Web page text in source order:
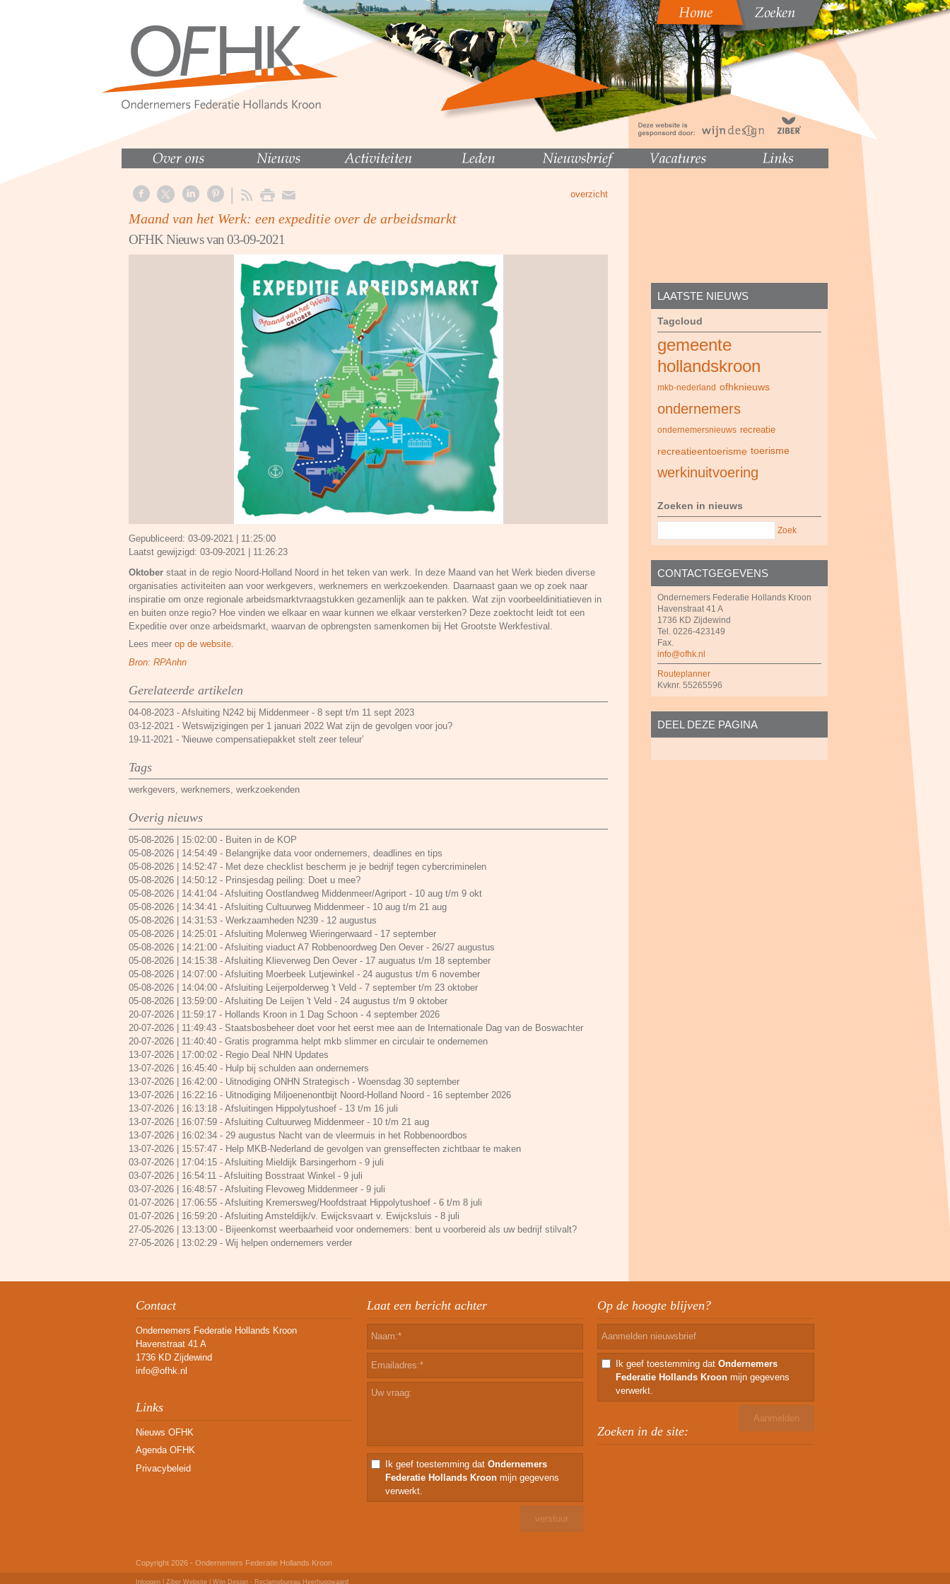
overzicht
Maand van het Werk: een expeditie over de arbeidsmarkt
OFHK Nieuws van 03-09-2021
Gepubliceerd: 03-09-2021 | 11:25:00
Laatst gewijzigd: 03-09-2021 | 11:26:23
Oktober staat in de regio Noord-Holland Noord in het teken van werk. In deze Maand van het Werk bieden diverse
organisaties activiteiten aan voor werkgevers, werknemers en werkzoekenden. Daarnaast gaan we op zoek naar
inspiratie om onze regionale arbeidsmarktvraagstukken gezamenlijk aan te pakken. Wat zijn voorbeeldinitiatieven in
en buiten onze regio? Hoe vinden we elkaar en waar kunnen we elkaar versterken? Deze zoektocht leidt tot een
Expeditie over onze arbeidsmarkt, waarvan de opbrengsten samenkomen bij Het Grootste Werkfestival.
Lees meer op de website.
Bron: RPAnhn
Gerelateerde artikelen
04-08-2023 - Afsluiting N242 bij Middenmeer - 8 sept t/m 11 sept 2023
03-12-2021 - Wetswijzigingen per 1 januari 2022 Wat zijn de gevolgen voor jou?
19-11-2021 - 'Nieuwe compensatiepakket stelt zeer teleur’
Tags
werkgevers werknemers werkzoekenden
Overig nieuws
05-08-2026 | 15:02:00 - Buiten in de KOP
05-08-2026 | 14:54:49 - Belangrijke data voor ondernemers, deadlines en tips
05-08-2026 | 14:52:47 - Met deze checklist bescherm je je bedrijf tegen cybercriminelen
05-08-2026 | 14:50:12 - Prinsjesdag peiling: Doet u mee?
05-08-2026 | 14:41:04 - Afsluiting Oostlandweg Middenmeer/Agriport - 10 aug t/m 9 okt
05-08-2026 | 14:34:41 - Afsluiting Cultuurweg Middenmeer - 10 aug t/m 21 aug
05-08-2026 | 14:31:53 - Werkzaamheden N239 - 12 augustus
05-08-2026 | 14:25:01 - Afsluiting Molenweg Wieringerwaard - 17 september
05-08-2026 | 14:21:00 - Afsluiting viaduct A7 Robbenoordweg Den Oever - 26/27 augustus
05-08-2026 | 14:15:38 - Afsluiting Klieverweg Den Oever - 17 auguatus t/m 18 september
05-08-2026 | 14:07:00 - Afsluiting Moerbeek Lutjewinkel - 24 augustus t/m 6 november
05-08-2026 | 14:04:00 - Afsluiting Leijerpolderweg 't Veld - 7 september t/m 23 oktober
05-08-2026 | 13:59:00 - Afsluiting De Leijen 't Veld - 24 augustus t/m 9 oktober
20-07-2026 | 11:59:17 - Hollands Kroon in 1 Dag Schoon - 4 september 2026
20-07-2026 | 11:49:43 - Staatsbosbeheer doet voor het eerst mee aan de Internationale Dag van de Boswachter
20-07-2026 | 11:40:40 - Gratis programma helpt mkb slimmer en circulair te ondernemen
13-07-2026 | 17:00:02 - Regio Deal NHN Updates
13-07-2026 | 16:45:40 - Hulp bij schulden aan ondernemers
13-07-2026 | 16:42:00 - Uitnodiging ONHN Strategisch - Woensdag 30 september
13-07-2026 | 16:22:16 - Uitnodiging Miljoenenontbijt Noord-Holland Noord - 16 september 2026
13-07-2026 | 16:13:18 - Afsluitingen Hippolytushoef - 13 t/m 16 juli
13-07-2026 | 16:07:59 - Afsluiting Cultuurweg Middenmeer - 10 t/m 21 aug
13-07-2026 | 16:02:34 - 29 augustus Nacht van de vleermuis in het Robbenoordbos
13-07-2026 | 15:57:47 - Help MKB-Nederland de gevolgen van grenseffecten zichtbaar te maken
03-07-2026 | 17:04:15 - Afsluiting Mieldijk Barsingerhorn - 9 juli
03-07-2026 | 16:54:11 - Afsluiting Bosstraat Winkel - 9 juli
03-07-2026 | 16:48:57 - Afsluiting Flevoweg Middenmeer - 9 juli
01-07-2026 | 17:06:55 - Afsluiting Kremersweg/Hoofdstraat Hippolytushoef - 6 t/m 8 juli
01-07-2026 | 16:59:20 - Afsluiting Amsteldijk/v. Ewijcksvaart v. Ewijcksluis - 8 juli
27-05-2026 | 13:13:00 - Bijeenkomst weerbaarheid voor ondernemers: bent u voorbereid als uw bedrijf stilvalt?
27-05-2026 | 13:02:29 - Wij helpen ondernemers verder
LAATSTE NIEUWS
Tagcloud
gemeente
hollandskroon
mkb-nederland ofhknieuws
ondernemers
ondernemersnieuws recreatie
recreatieentoerisme toerisme
werkinuitvoering
Zoeken in nieuws
Zoek
CONTACTGEGEVENS
Ondernemers Federatie Hollands Kroon
Havenstraat 41 A
1736 KD Zijdewind
Tel. 0226-423149
Fax.
info@ofhk.nl
Routeplanner
Kvknr. 55265596
DEEL DEZE PAGINA
Contact
Ondernemers Federatie Hollands Kroon
Havenstraat 41 A
1736 KD Zijdewind
info@ofhk.nl
Links
Nieuws OFHK
Agenda OFHK
Privacybeleid
Laat een bericht achter
Ik geef toestemming dat Ondernemers
Federatie Hollands Kroon mijn gegevens
verwerkt.
Op de hoogte blijven?
Ik geef toestemming dat Ondernemers
Federatie Hollands Kroon mijn gegevens
verwerkt.
Zoeken in de site:
Copyright 2026 - Ondernemers Federatie Hollands Kroon
Inloggen Ziber Website | Wijn Design - Reclamebureau Heerhugowaard